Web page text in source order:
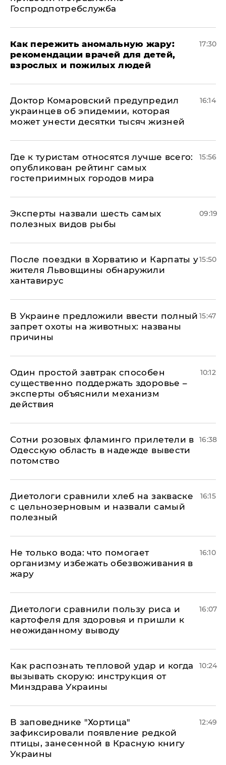
Госпродпотребслужба
Как пережить аномальную жару:
рекомендации врачей для детей,
взрослых и пожилых людей
17:30
Доктор Комаровский предупредил
украинцев об эпидемии, которая
может унести десятки тысяч жизней
16:14
Где к туристам относятся лучше всего:
опубликован рейтинг самых
гостеприимных городов мира
15:56
Эксперты назвали шесть самых
полезных видов рыбы
09:19
После поездки в Хорватию и Карпаты у
жителя Львовщины обнаружили
хантавирус
15:50
В Украине предложили ввести полный
запрет охоты на животных: названы
причины
15:47
Один простой завтрак способен
существенно поддержать здоровье –
эксперты объяснили механизм
действия
10:12
Сотни розовых фламинго прилетели в
Одесскую область в надежде вывести
потомство
16:38
Диетологи сравнили хлеб на закваске
с цельнозерновым и назвали самый
полезный
16:15
Не только вода: что помогает
организму избежать обезвоживания в
жару
16:10
Диетологи сравнили пользу риса и
картофеля для здоровья и пришли к
неожиданному выводу
16:07
Как распознать тепловой удар и когда
вызывать скорую: инструкция от
Минздрава Украины
10:24
В заповеднике "Хортица"
зафиксировали появление редкой
птицы, занесенной в Красную книгу
Украины
12:49